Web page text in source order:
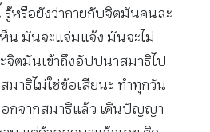
หรือยังว่ากายกับจิตมันคนละ
น มันจะแจ่มแจ้ง มันจะไม่
จิตมันเข้าถึงอัปปนาสมาธิไป
มาธิไม่ใช่ข้อเสียนะ ทำทุกวัน
อกจากสมาธิแล้ว เดินปัญญา